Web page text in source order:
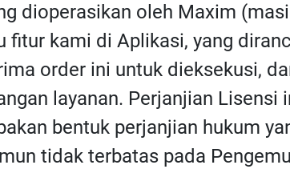
dioperasikan oleh Maxim
fitur kami di Aplikasi, yang
order ini untuk dieksekusi,
layanan. Perjanjian Lisensi
bentuk perjanjian hukum
tidak terbatas pada